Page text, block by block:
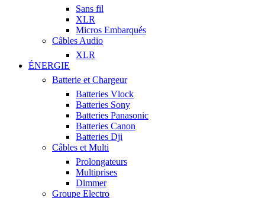
Sans fil
XLR
Micros Embarqués
Câbles Audio
XLR
ÉNERGIE
Batterie et Chargeur
Batteries Vlock
Batteries Sony
Batteries Panasonic
Batteries Canon
Batteries Dji
Câbles et Multi
Prolongateurs
Multiprises
Dimmer
Groupe Electro